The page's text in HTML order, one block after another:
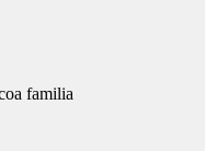
familia